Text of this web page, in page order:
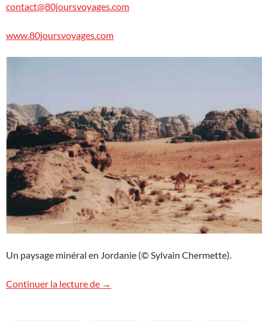
contact@80joursvoyages.com
www.80joursvoyages.com
Un paysage minéral en Jordanie (© Sylvain Chermette).
Continuer la lecture de Voyage géologique exceptionnel en
→